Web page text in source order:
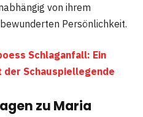
von ihrem
Persönlichkeit.
Schlaganfall: Ein
der Schauspiellegende
zu Maria